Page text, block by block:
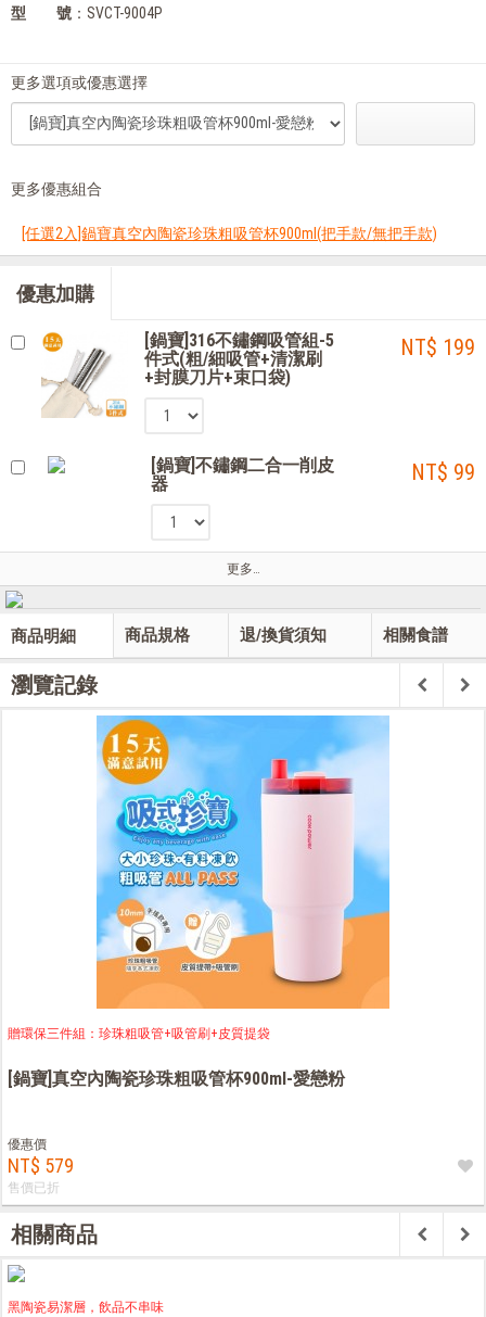
型 號 ：SVCT-9004P
更多選項或優惠選擇
更多優惠組合
[任選2入]鍋寶真空內陶瓷珍珠粗吸管杯900ml(把手款/無把手款)
優惠加購
[鍋寶]316不鏽鋼吸管組-5
件式(粗/細吸管+清潔刷
+封膜刀片+束口袋)
NT$ 199
[鍋寶]不鏽鋼二合一削皮
器
NT$ 99
更多…
商品明細 商品規格 退/換貨須知 相關食譜
瀏覽記錄
贈環保三件組：珍珠粗吸管+吸管刷+皮質提袋
[鍋寶]真空內陶瓷珍珠粗吸管杯900ml-愛戀粉
優惠價
NT$ 579
售價已折
相關商品
黑陶瓷易潔層，飲品不串味